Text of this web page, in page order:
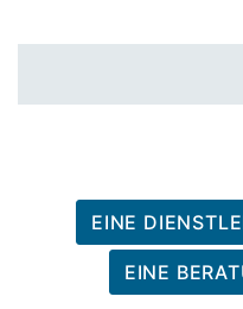
EINE
EINE